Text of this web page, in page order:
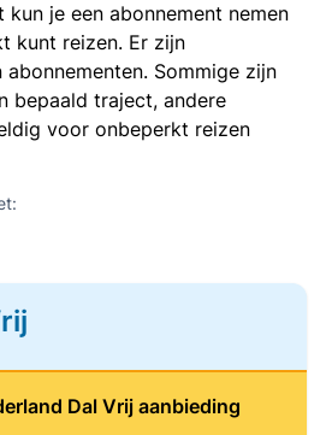
je een abonnement nemen
kunt reizen. Er zijn
Sommige zijn
bepaald traject, andere
voor onbeperkt reizen
Dal Vrij aanbieding